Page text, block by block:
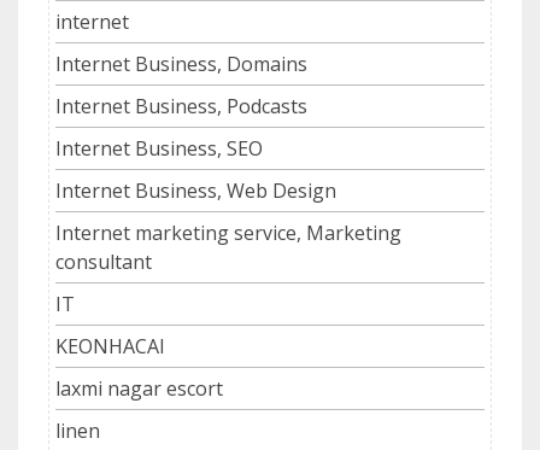
internet
Internet Business, Domains
Internet Business, Podcasts
Internet Business, SEO
Internet Business, Web Design
Internet marketing service, Marketing
consultant
IT
KEONHACAI
laxmi nagar escort
linen